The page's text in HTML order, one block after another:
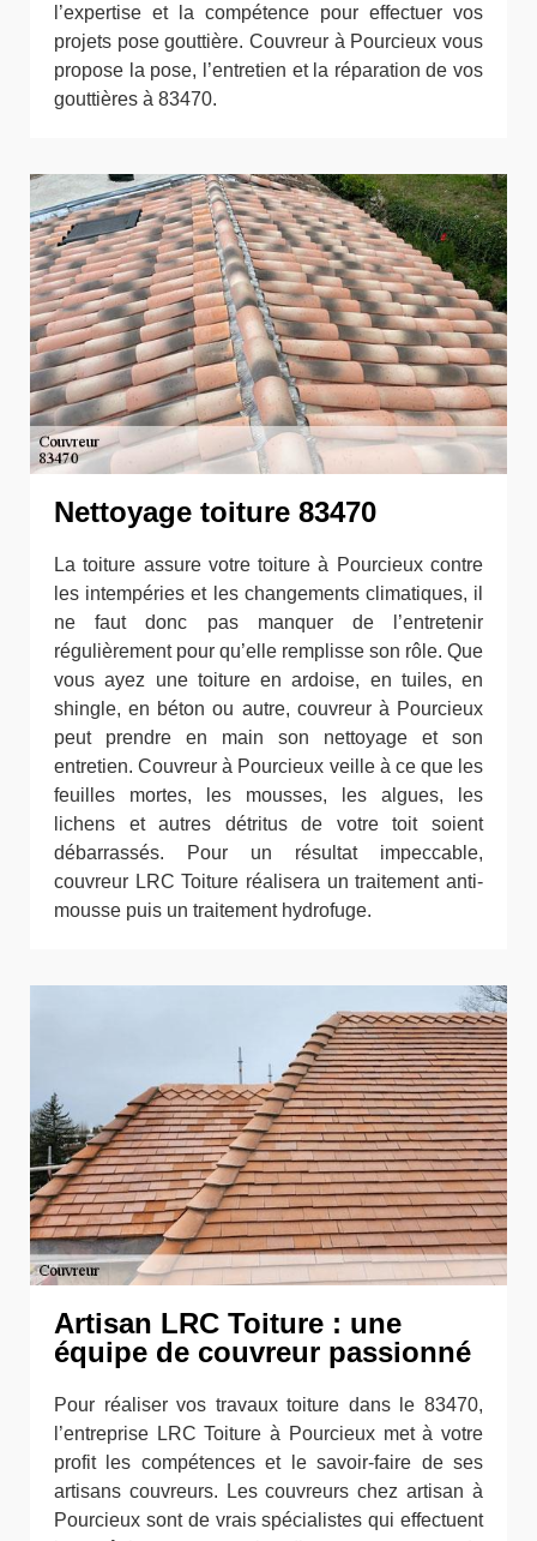
l’expertise et la compétence pour effectuer vos
projets pose gouttière. Couvreur à Pourcieux vous
propose la pose, l’entretien et la réparation de vos
gouttières à 83470.
Nettoyage toiture 83470
La toiture assure votre toiture à Pourcieux contre
les intempéries et les changements climatiques, il
ne faut donc pas manquer de l’entretenir
régulièrement pour qu’elle remplisse son rôle. Que
vous ayez une toiture en ardoise, en tuiles, en
shingle, en béton ou autre, couvreur à Pourcieux
peut prendre en main son nettoyage et son
entretien. Couvreur à Pourcieux veille à ce que les
feuilles mortes, les mousses, les algues, les
lichens et autres détritus de votre toit soient
débarrassés. Pour un résultat impeccable,
couvreur LRC Toiture réalisera un traitement anti-
mousse puis un traitement hydrofuge.
Artisan LRC Toiture : une
équipe de couvreur passionné
Pour réaliser vos travaux toiture dans le 83470,
l’entreprise LRC Toiture à Pourcieux met à votre
profit les compétences et le savoir-faire de ses
artisans couvreurs. Les couvreurs chez artisan à
Pourcieux sont de vrais spécialistes qui effectuent